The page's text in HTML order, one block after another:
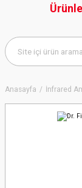
Anasayfa İnfrared